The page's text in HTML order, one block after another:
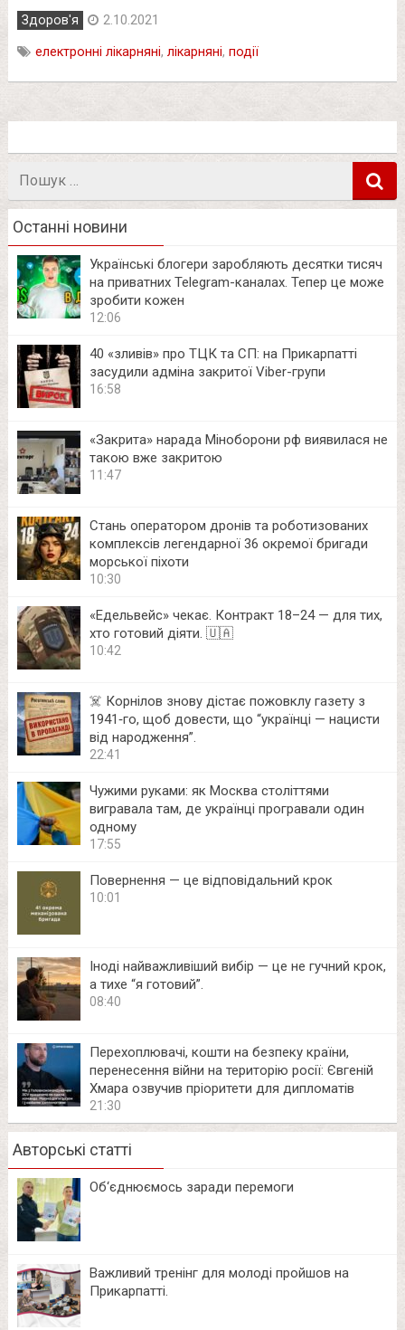
Здоров'я 2.10.2021
електронні лікарняні, лікарняні, події
Пошук
Останні новини
Українські блогери заробляють десятки тисяч
на приватних Telegram-каналах. Тепер це може
зробити кожен
12:06
40 «зливів» про ТЦК та СП: на Прикарпатті
засудили адміна закритої Viber-групи
16:58
«Закрита» нарада Міноборони рф виявилася не
такою вже закритою
11:47
Стань оператором дронів та роботизованих
комплексів легендарної 36 окремої бригади
морської піхоти
10:30
«Едельвейс» чекає. Контракт 18–24 — для тих,
хто готовий діяти. 🇺🇦
10:42
☠️ Корнілов знову дістає пожовклу газету з
1941‑го, щоб довести, що “українці — нацисти
від народження”.
22:41
Чужими руками: як Москва століттями
вигравала там, де українці програвали один
одному
17:55
Повернення — це відповідальний крок
10:01
Іноді найважливіший вибір — це не гучний крок,
а тихе “я готовий”.
08:40
Перехоплювачі, кошти на безпеку країни,
перенесення війни на територію росії: Євгеній
Хмара озвучив пріоритети для дипломатів
21:30
Авторські статті
Об‘єднюємось заради перемоги
Важливий тренінг для молоді пройшов на
Прикарпатті.